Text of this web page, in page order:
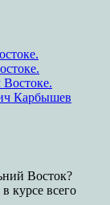
Карбышев
Восток?
курсе всего